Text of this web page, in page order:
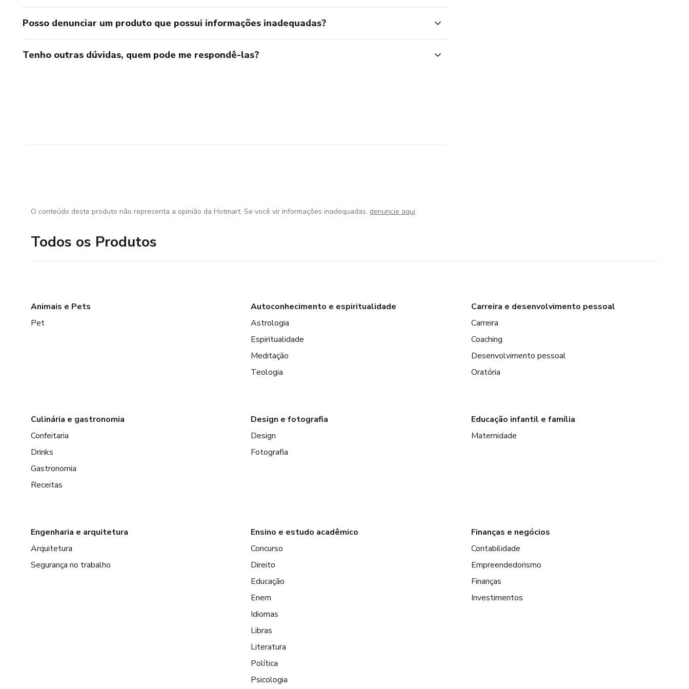
Posso denunciar um produto que possui informações inadequadas?
Tenho outras dúvidas, quem pode me respondê-las?
O conteúdo deste produto não representa a opinião da Hotmart. Se você vir informações inadequadas, denuncie aqui
Todos os Produtos
Animais e Pets
Pet
Autoconhecimento e espiritualidade
Astrologia
Espiritualidade
Meditação
Teologia
Carreira e desenvolvimento pessoal
Carreira
Coaching
Desenvolvimento pessoal
Oratória
Culinária e gastronomia
Confeitaria
Drinks
Gastronomia
Receitas
Design e fotografia
Design
Fotografia
Educação infantil e família
Maternidade
Engenharia e arquitetura
Arquitetura
Segurança no trabalho
Ensino e estudo acadêmico
Concurso
Direito
Educação
Enem
Idiomas
Libras
Literatura
Política
Psicologia
Finanças e negócios
Contabilidade
Empreendedorismo
Finanças
Investimentos